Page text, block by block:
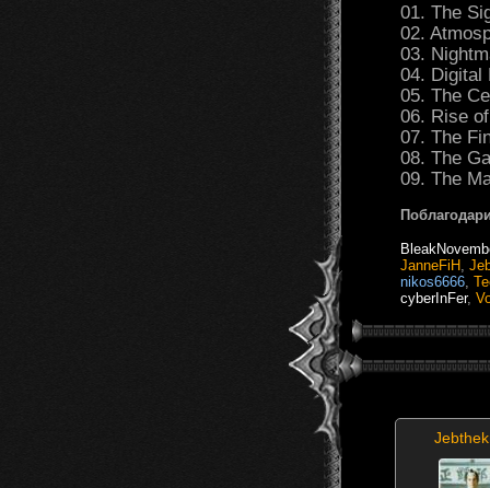
01. The
02.
03.
04. Digital
05. The
06. Rise
07. The
08. The
09. The
JanneFiH
nikos6666
cyberInFer,